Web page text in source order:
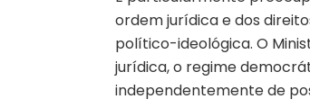
ordem jurídica e dos
político-ideológica. O
jurídica, o regime
independentemente de